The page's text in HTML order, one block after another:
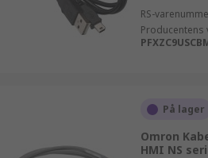
RS-
Producentens
På lager
Omron
HMI NS